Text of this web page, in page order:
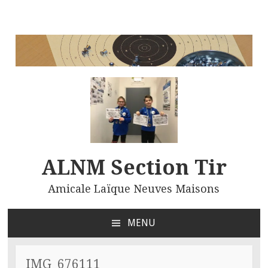
ALNM Section Tir
Amicale Laïque Neuves Maisons
MENU
CONTENU
IMG_676111